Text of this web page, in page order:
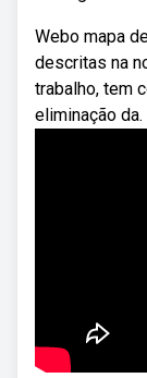
Webo mapa
descritas na
trabalho, tem
eliminação